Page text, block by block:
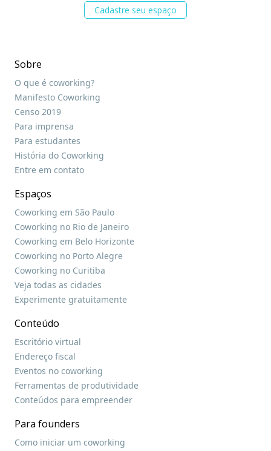
Cadastre seu espaço
Sobre
O que é coworking?
Manifesto Coworking
Censo 2019
Para imprensa
Para estudantes
História do Coworking
Entre em contato
Espaços
Coworking em São Paulo
Coworking no Rio de Janeiro
Coworking em Belo Horizonte
Coworking no Porto Alegre
Coworking no Curitiba
Veja todas as cidades
Experimente gratuitamente
Conteúdo
Escritório virtual
Endereço fiscal
Eventos no coworking
Ferramentas de produtividade
Conteúdos para empreender
Para founders
Como iniciar um coworking